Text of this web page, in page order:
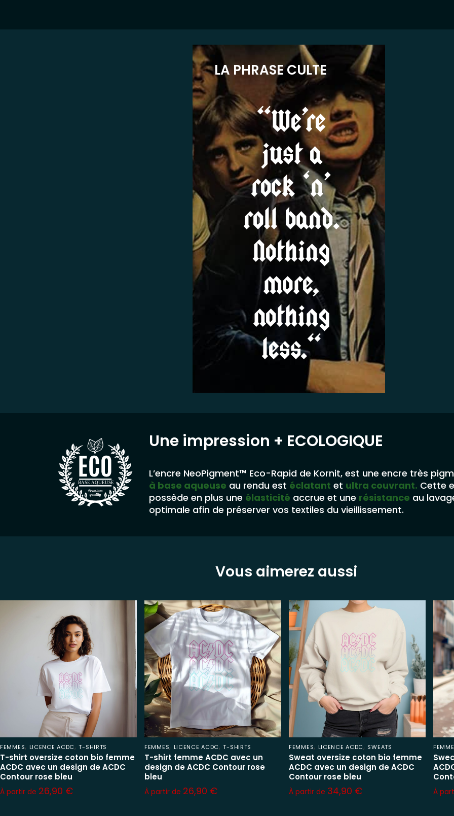
LA PHRASE CULTE
“We’re
just a
rock ‘n’
roll band.
Nothing
more,
nothing
less.“
BASE AQUEUSE
Une impression + ECOLOGIQUE
L’encre NeoPigment™ Eco-Rapid de Kornit, est une encre très
à base aqueuse au rendu est éclatant et ultra couvrant. Cette
possède en plus une élasticité accrue et une résistance au
optimale afin de préserver vos textiles du vieillissement.
Vous aimerez aussi
FEMMES, LICENCE ACDC,T-SHIRTS
T-shirt oversize coton bio femme
ACDC avec un design de ACDC
Contour rose bleu
À partir de 26,90 €
FEMMES, LICENCE ACDC,T-SHIRTS
T-shirt femme ACDC avec un
design de ACDC Contour rose
bleu
À partir de 26,90 €
FEMMES, LICENCE ACDC, SWEATS
Sweat oversize coton bio femme
ACDC avec un design de ACDC
Contour rose bleu
À partir de 34,90 € À